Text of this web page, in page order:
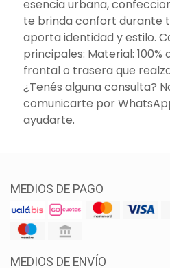
esencia urbana,
te brinda confort durante
aporta identidad y estilo.
principales: Material: 100%
frontal o trasera que
¿Tenés alguna consulta?
comunicarte por
ayudarte.
MEDIOS DE PAGO
MEDIOS DE ENVÍO